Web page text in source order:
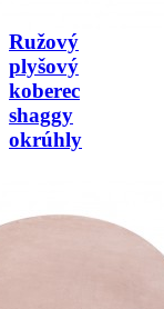
Ružový
plyšový
koberec
shaggy
okrúhly